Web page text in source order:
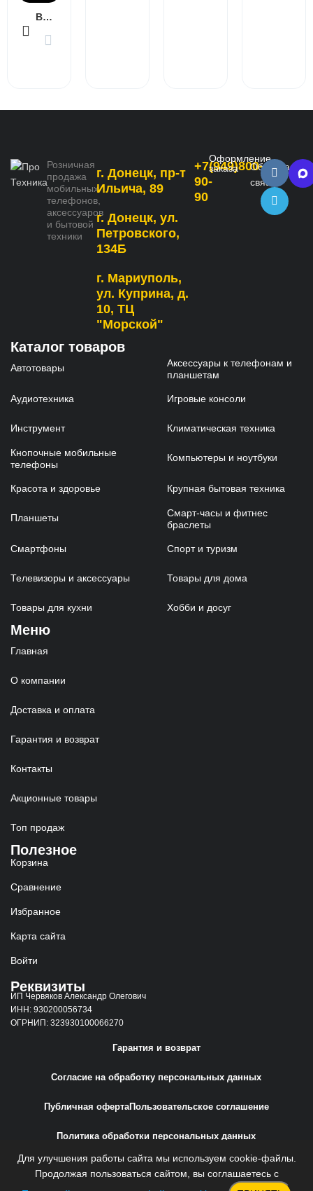
В КОРЗИНУ
Розничная
продажа
мобильных
телефонов,
аксессуаров
и бытовой
техники
г. Донецк, пр-т
Ильича, 89
г. Донецк, ул.
Петровского,
134Б
г. Мариуполь,
ул. Куприна, д.
10, ТЦ
"Морской"
+7(949)800-
90-
90
Оформление
заказа
Обратная
связь
Каталог товаров
Автотовары
Аксессуары к телефонам и
планшетам
Аудиотехника Игровые консоли
Инструмент Климатическая техника
Кнопочные мобильные
телефоны
Компьютеры и ноутбуки
Красота и здоровье Крупная бытовая техника
Планшеты
Смарт-часы и фитнес
браслеты
Смартфоны Спорт и туризм
Телевизоры и аксессуары Товары для дома
Товары для кухни Хобби и досуг
Меню
Главная
О компании
Доставка и оплата
Гарантия и возврат
Контакты
Акционные товары
Топ продаж
Полезное
Корзина
Сравнение
Избранное
Карта сайта
Войти
Реквизиты
ИП Червяков Александр Олегович
ИНН: 930200056734
ОГРНИП: 323930100066270
Гарантия и возврат
Согласие на обработку персональных данных
Публичная офертаПользовательское соглашение
Политика обработки персональных данных
Сайт создан Web-Creative.Studio
Для улучшения работы сайта мы используем cookie-файлы.
Продолжая пользоваться сайтом, вы соглашаетесь с